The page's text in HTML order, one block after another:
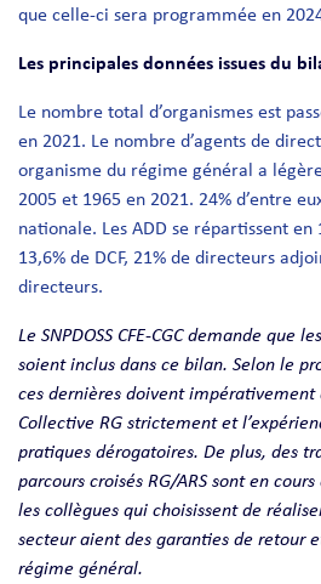
que celle-ci sera programmée en
Les principales données issues du
Le nombre total d’organismes est
en 2021. Le nombre d’agents de
organisme du régime général a
2005 et 1965 en 2021. 24% d’entre
nationale. Les ADD se répartissent en
13,6% de DCF, 21% de directeurs
directeurs.
Le SNPDOSS CFE-CGC demande que
soient inclus dans ce bilan. Selon le
ces dernières doivent
Collective RG strictement et
pratiques dérogatoires. De plus, des
parcours croisés RG/ARS sont en
les collègues qui choisissent de
secteur aient des garanties de retour
régime général.